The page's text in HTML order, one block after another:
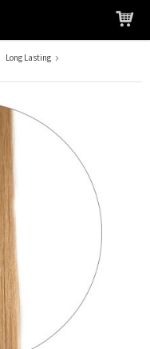
gelegt
Long Lasting